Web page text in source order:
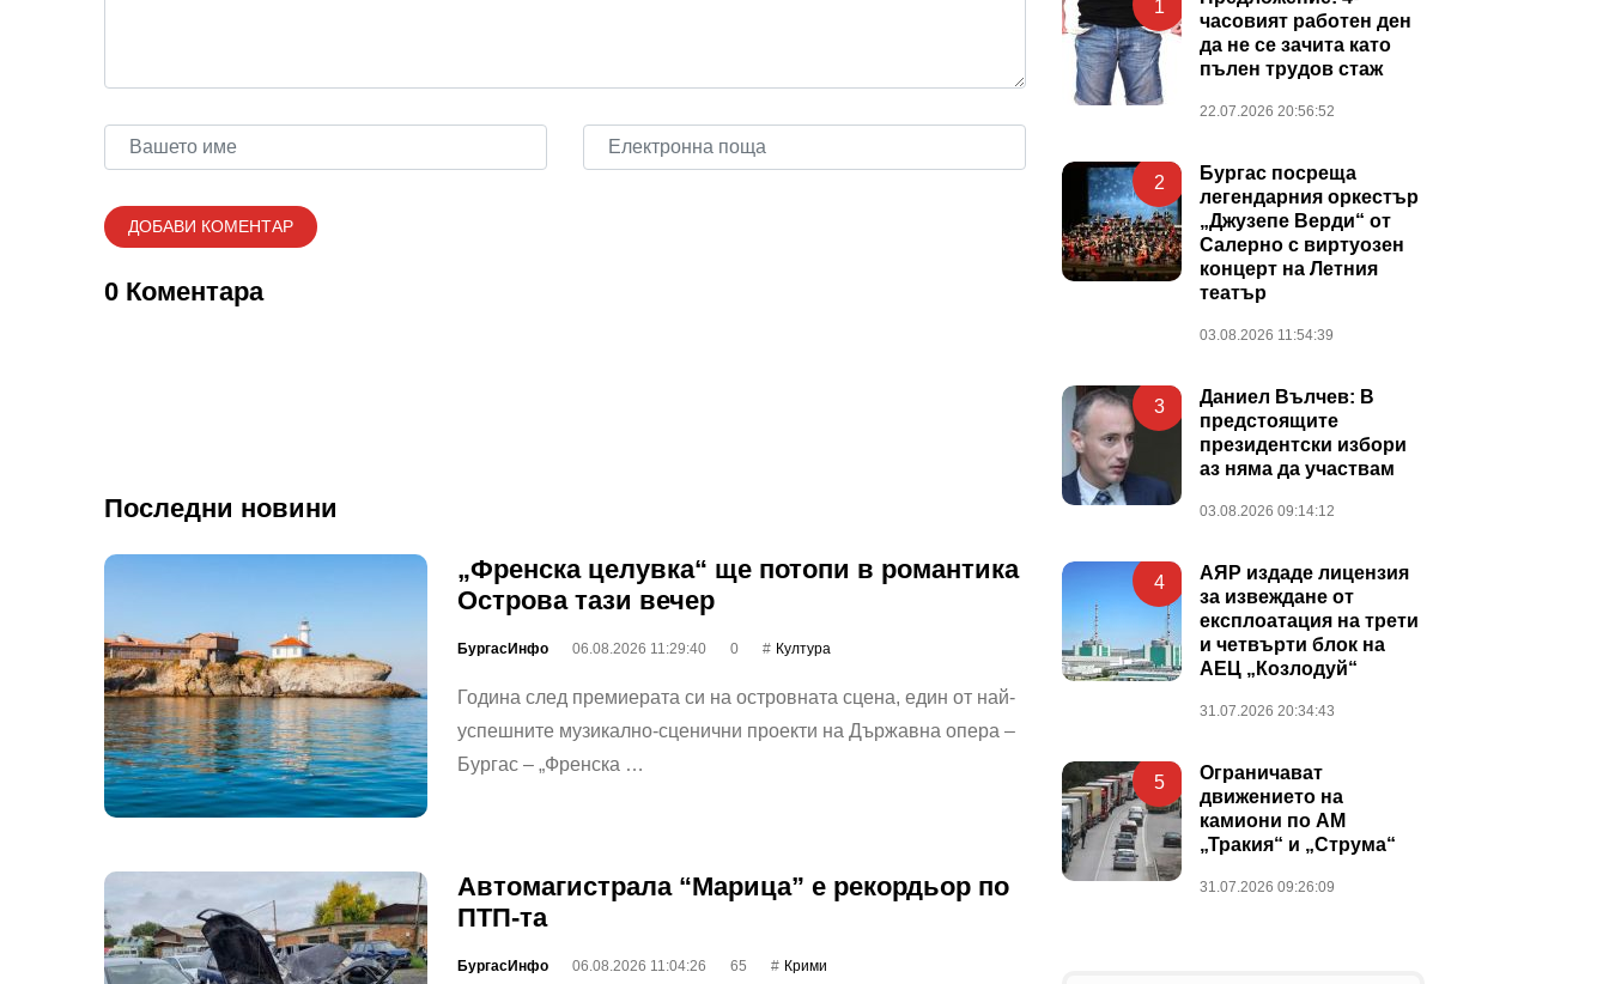
0 Коментара
Последни новини
„Френска целувка“ ще потопи в романтика
Острова тази вечер
БургасИнфо 06.08.2026 11:29:40 0 Култура
Година след премиерата си на островната сцена, един от най‐
успешните музикално-сценични проекти на Държавна опера –
Бургас – „Френска …
Автомагистрала “Марица” е рекордьор по
ПТП-та
БургасИнфо 06.08.2026 11:04:26 65 Крими
1
часовият работен ден
да не се зачита като
пълен трудов стаж
22.07.2026 20:56:52
2
Бургас посреща
легендарния оркестър
„Джузепе Верди“ от
Салерно с виртуозен
концерт на Летния
театър
03.08.2026 11:54:39
3
Даниел Вълчев: В
предстоящите
президентски избори
аз няма да участвам
03.08.2026 09:14:12
4
АЯР издаде лицензия
за извеждане от
експлоатация на трети
и четвърти блок на
АЕЦ „Козлодуй“
31.07.2026 20:34:43
5
Ограничават
движението на
камиони по АМ
„Тракия“ и „Струма“
31.07.2026 09:26:09